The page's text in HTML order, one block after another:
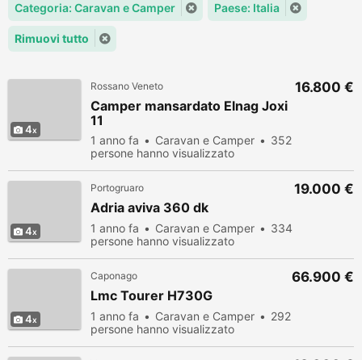
Categoria: Caravan e Camper Paese: Italia
Rimuovi tutto
4
Rossano Veneto
Camper mansardato Elnag Joxi
11
1 anno fa Caravan e Camper
352
persone hanno visualizzato
16.800 €
4
Portogruaro
Adria aviva 360 dk
1 anno fa Caravan e Camper
334
persone hanno visualizzato
19.000 €
4
Caponago
Lmc Tourer H730G
1 anno fa Caravan e Camper
292
persone hanno visualizzato
66.900 €